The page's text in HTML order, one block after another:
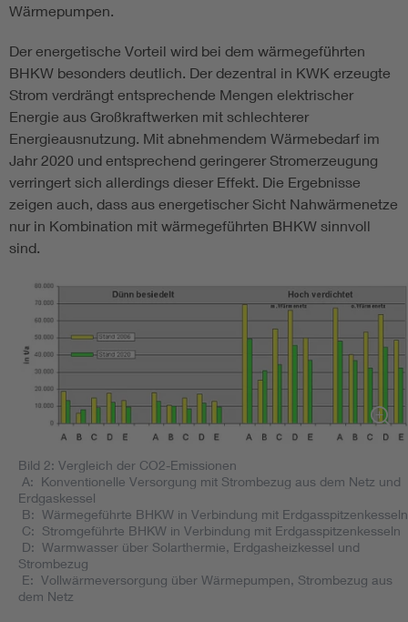
Wärmepumpen.
Der energetische Vorteil wird bei dem wärmegeführten
BHKW besonders deutlich. Der dezentral in KWK erzeugte
Strom verdrängt entsprechende Mengen elektrischer
Energie aus Großkraftwerken mit schlechterer
Energieausnutzung. Mit abnehmendem Wärmebedarf im
Jahr 2020 und entsprechend geringerer Stromerzeugung
verringert sich allerdings dieser Effekt. Die Ergebnisse
zeigen auch, dass aus energetischer Sicht Nahwärmenetze
nur in Kombination mit wärmegeführten BHKW sinnvoll
sind.
Bild 2: Vergleich der CO2-Emissionen
A: Konventionelle Versorgung mit Strombezug aus dem Netz und
Erdgaskessel
B: Wärmegeführte BHKW in Verbindung mit Erdgasspitzenkesseln
C: Stromgeführte BHKW in Verbindung mit Erdgasspitzenkesseln
D: Warmwasser über Solarthermie, Erdgasheizkessel und
Strombezug
E: Vollwärmeversorgung über Wärmepumpen, Strombezug aus
dem Netz